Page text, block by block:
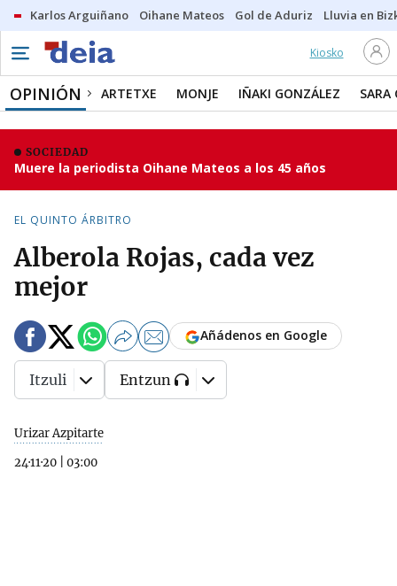
Karlos Arguiñano Oihane Mateos Gol de Aduriz Lluvia en
Kiosko
OPINIÓN ARTETXE MONJE IÑAKI GONZÁLEZ SARA
SOCIEDAD
Muere la periodista Oihane Mateos a los 45 años
EL QUINTO ÁRBITRO
Alberola Rojas, cada vez
mejor
Urizar Azpitarte
24·11·20
03:00
Añádenos en Google
Itzuli Entzun